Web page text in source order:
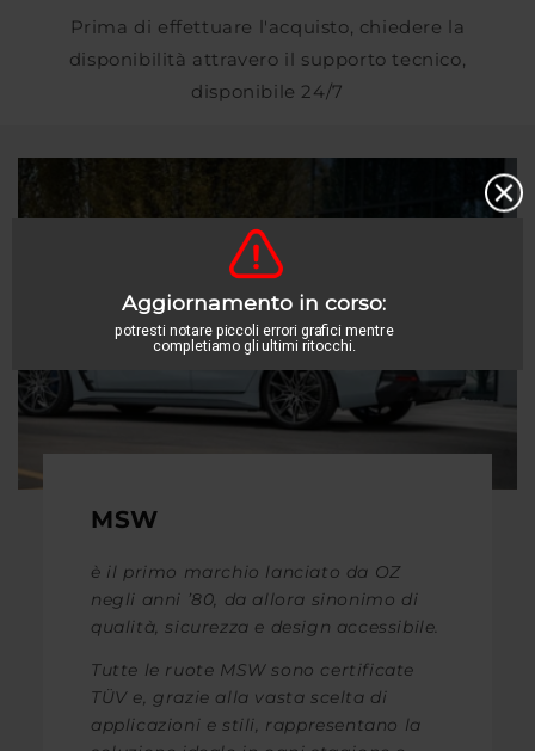
Prima di effettuare l'acquisto, chiedere la
disponibilità attravero il supporto tecnico,
disponibile 24/7
MSW
è il primo marchio lanciato da OZ
negli anni ’80, da allora sinonimo di
qualità, sicurezza e design accessibile.
Tutte le ruote MSW sono certificate
TÜV e, grazie alla vasta scelta di
applicazioni e stili, rappresentano la